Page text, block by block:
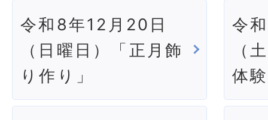
令和8年12月20日
（日曜日）「正月飾
り作り」
令
（
体